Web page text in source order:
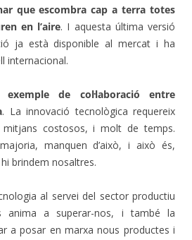
que escombra cap a terra totes
en l’aire. I aquesta última versió
ja està disponible al mercat i ha
internacional.
de col·laboració entre
. La innovació tecnològica requereix
mitjans costosos, i molt de temps.
manquen d’això, i això és,
brindem nosaltres.
al servei del sector productiu
a superar-nos, i també la
a posar en marxa nous productes i